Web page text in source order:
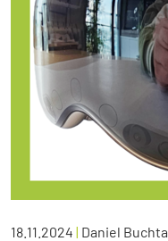
18.11.2024 | Daniel Buchta